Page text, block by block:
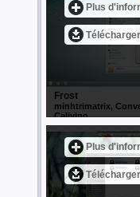
Frost
minhtrimatrix,
Calivino
Plus
Télécharger
Plus
Télécharger